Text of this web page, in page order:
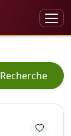
Recherche